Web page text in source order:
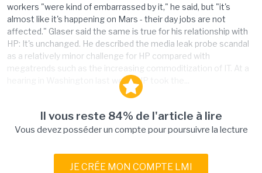
workers "were kind of embarrassed by it," he said, but "it's
almost like it's happening on Mars - their day jobs are not
affected." Glaser said the same is true for his relationship with
HP: It's unchanged. He described the media leak probe scandal
as a relatively minor challenge for HP compared with
megatrends such as the increasing commoditization of IT. At a
hearing in Washington last week, HP took the...
Il vous reste 84% de l'article à lire
Vous devez posséder un compte pour poursuivre la lecture
JE CRÉE MON COMPTE LMI